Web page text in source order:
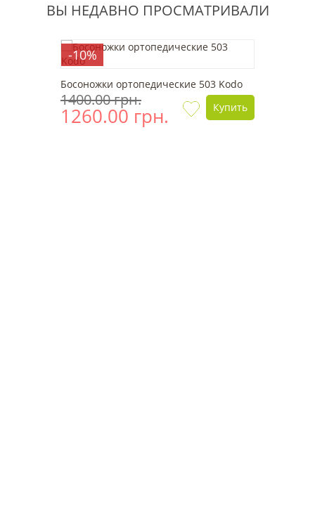
ВЫ НЕДАВНО ПРОСМАТРИВАЛИ
-10%
Босоножки ортопедические 503 Kodo
1400.00 грн.
1260.00 грн. Купить